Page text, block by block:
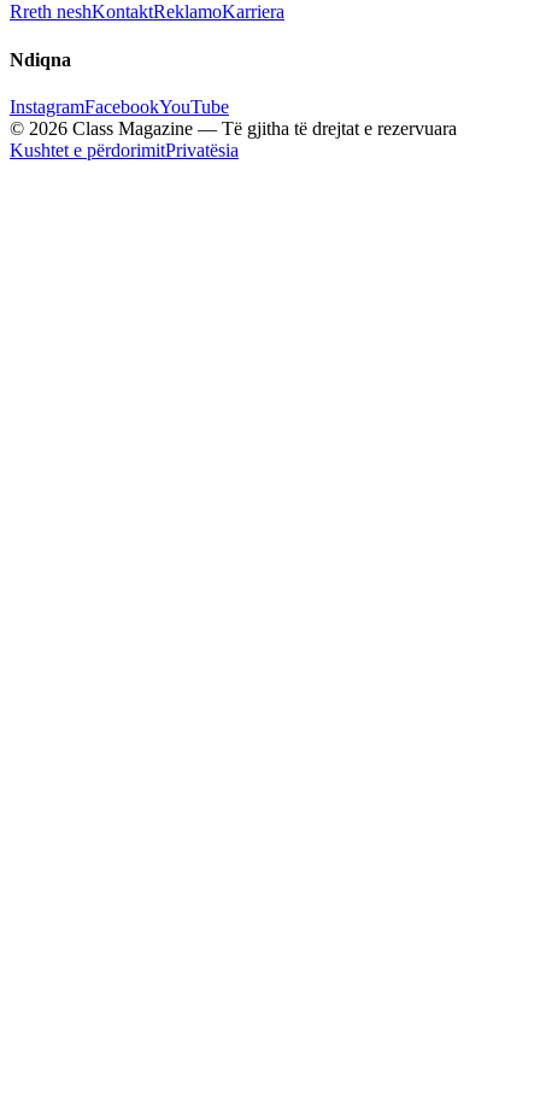
Rreth neshKontaktReklamoKarriera
Ndiqna
InstagramFacebookYouTube
© 2026 Class Magazine — Të gjitha të drejtat e rezervuara
Kushtet e përdorimitPrivatësia